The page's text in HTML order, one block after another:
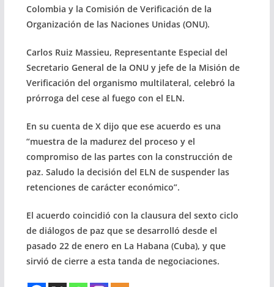
Colombia y la Comisión de Verificación de la
Organización de las Naciones Unidas (ONU).
Carlos Ruiz Massieu, Representante Especial del
Secretario General de la ONU y jefe de la Misión de
Verificación del organismo multilateral, celebró la
prórroga del cese al fuego con el ELN.
En su cuenta de X dijo que ese acuerdo es una
“muestra de la madurez del proceso y el
compromiso de las partes con la construcción de
paz. Saludo la decisión del ELN de suspender las
retenciones de carácter económico”.
El acuerdo coincidió con la clausura del sexto ciclo
de diálogos de paz que se desarrolló desde el
pasado 22 de enero en La Habana (Cuba), y que
sirvió de cierre a esta tanda de negociaciones.